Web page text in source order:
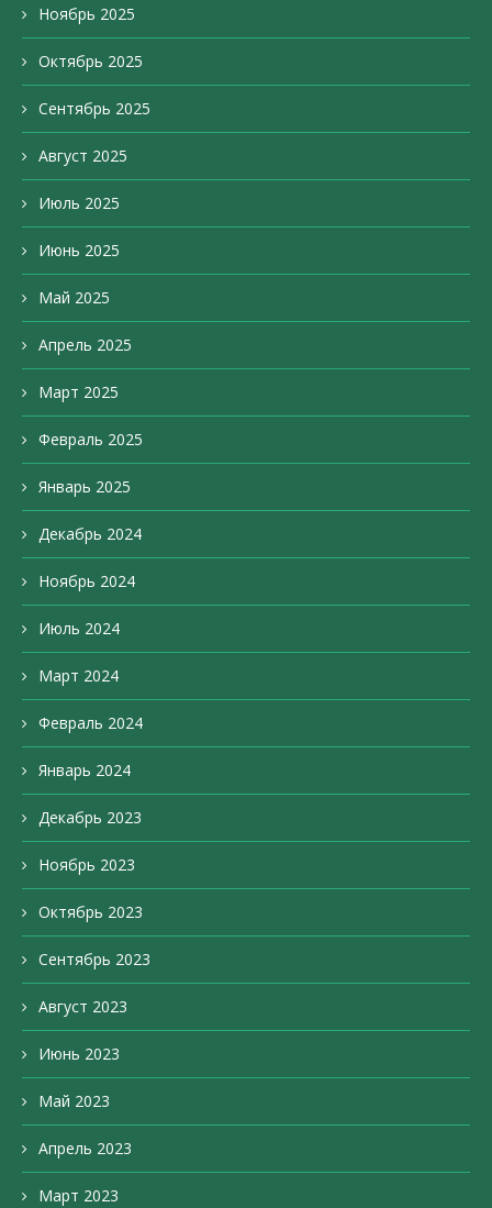
Ноябрь 2025
Октябрь 2025
Сентябрь 2025
Август 2025
Июль 2025
Июнь 2025
Май 2025
Апрель 2025
Март 2025
Февраль 2025
Январь 2025
Декабрь 2024
Ноябрь 2024
Июль 2024
Март 2024
Февраль 2024
Январь 2024
Декабрь 2023
Ноябрь 2023
Октябрь 2023
Сентябрь 2023
Август 2023
Июнь 2023
Май 2023
Апрель 2023
Март 2023